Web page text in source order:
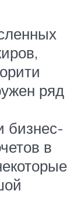
ряд
бизнес-
в